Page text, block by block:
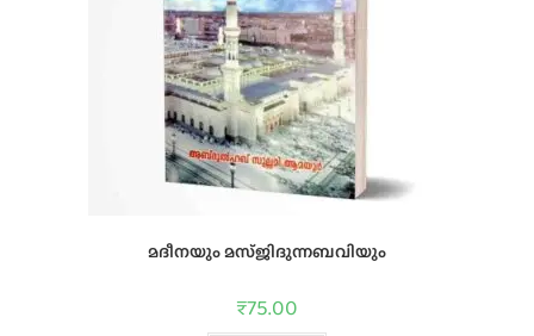
മദീനയും മസ്‌ജിദുന്നബവിയും
₹75.00